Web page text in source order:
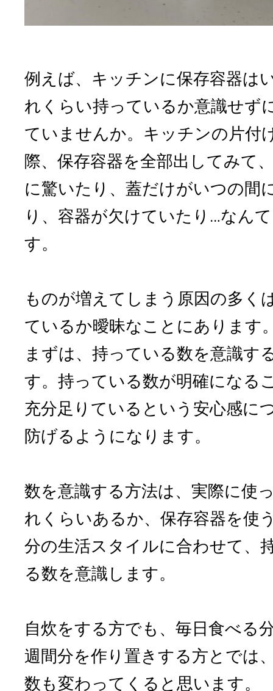
例えば、キッチンに保存容器は
れくらい持っているか意識せず
ていませんか。キッチンの片付
際、保存容器を全部出してみて
に驚いたり、蓋だけがいつの間
り、容器が欠けていたり…なん
す。
ものが増えてしまう原因の多く
ているか曖昧なことにあります
まずは、持っている数を意識す
す。持っている数が明確になる
充分足りているという安心感に
防げるようになります。
数を意識する方法は、実際に使
れくらいあるか、保存容器を使
分の生活スタイルに合わせて、
る数を意識します。
自炊をする方でも、毎日食べる
週間分を作り置きする方とでは
数も変わってくると思います。